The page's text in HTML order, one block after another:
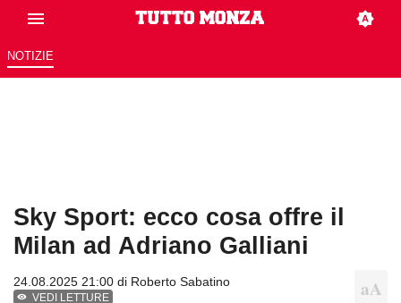
NOTIZIE
Sky Sport: ecco cosa offre il
Milan ad Adriano Galliani
24.08.2025 21:00 di Roberto Sabatino
VEDI LETTURE